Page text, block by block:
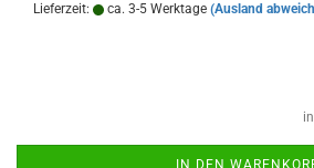
Lieferzeit: ca. 3-5 Werktage (Ausland
IN DEN